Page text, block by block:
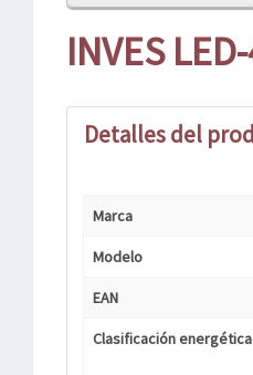
INVES
Detalles del
Marca
Modelo
EAN
Clasificación energética